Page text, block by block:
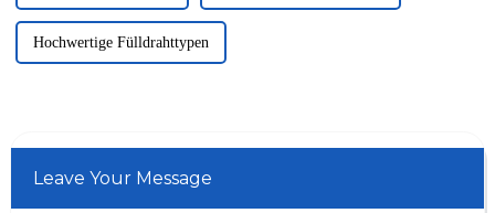
Hochwertige Fülldrahttypen
Leave Your Message